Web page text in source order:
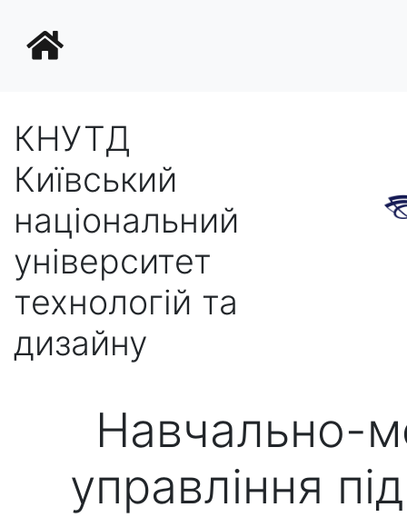
КНУТД
Київський
національний
університет
технологій та
дизайну
Навчально-
управління